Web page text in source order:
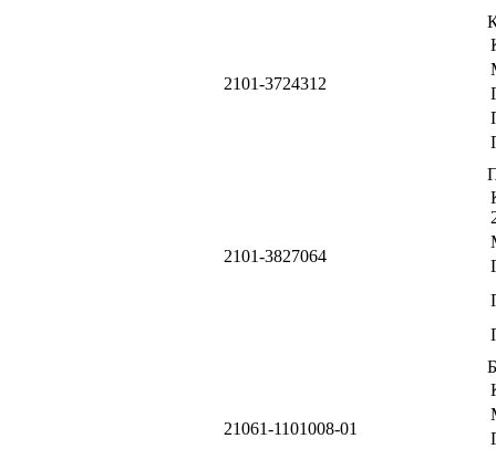
2101-3724312
2101-3827064
21061-1101008-01